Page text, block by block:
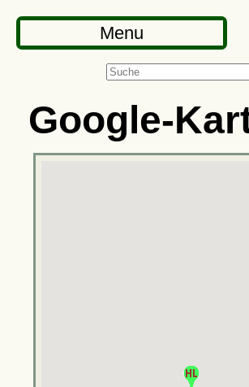
Menu
Google-